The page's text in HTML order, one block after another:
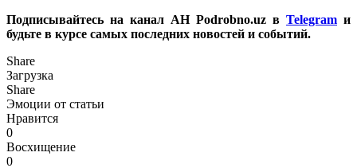
Подписывайтесь на канал АН Podrobno.uz в Telegram и
будьте в курсе самых последних новостей и событий.
Share
Загрузка
Share
Эмоции от статьи
Нравится
0
Восхищение
0